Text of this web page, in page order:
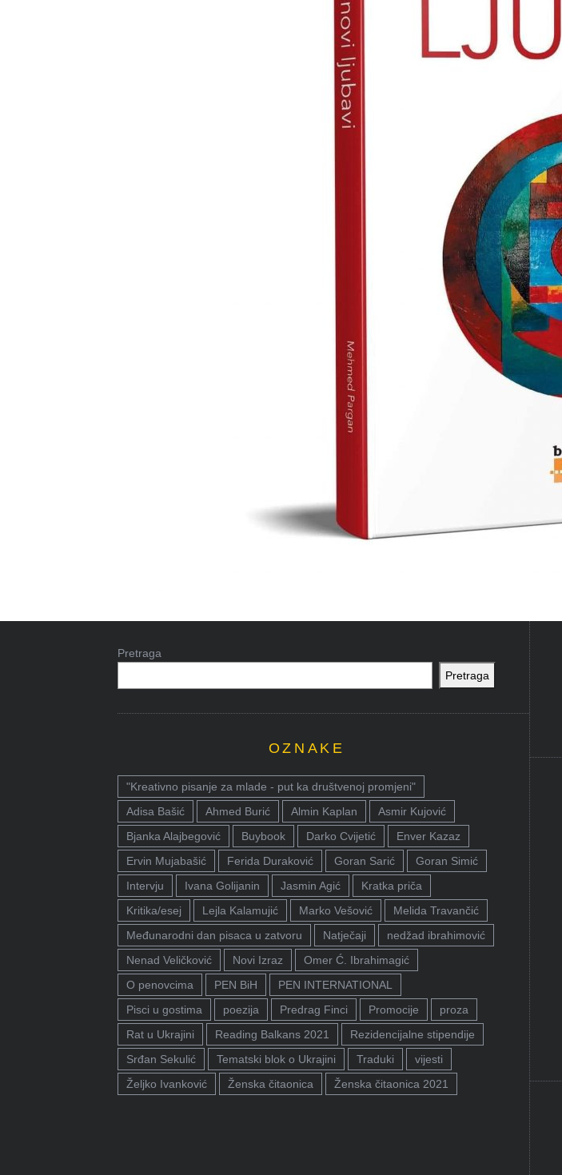
Pretraga
Pretraga
OZNAKE
"Kreativno pisanje za mlade - put ka društvenoj promjeni"
Adisa Bašić
Ahmed Burić Almin Kaplan
Asmir Kujović
Bjanka Alajbegović
Buybook Darko Cvijetić
Enver Kazaz
Ervin Mujabašić
Ferida Duraković Goran Sarić
Goran Simić
Intervju
Ivana Golijanin Jasmin Agić
Kratka priča
Kritika/esej
Lejla Kalamujić Marko Vešović
Melida Travančić
Međunarodni dan pisaca u zatvoru
Natječaji
nedžad ibrahimović
Nenad Veličković
Novi Izraz
Omer Ć. Ibrahimagić
O penovcima
PEN BiH
PEN INTERNATIONAL
Pisci u gostima
poezija Predrag Finci Promocije
proza
Rat u Ukrajini
Reading Balkans 2021
Rezidencijalne stipendije
Srđan Sekulić
Tematski blok o Ukrajini Traduki
vijesti
Željko Ivanković
Ženska čitaonica Ženska čitaonica 2021